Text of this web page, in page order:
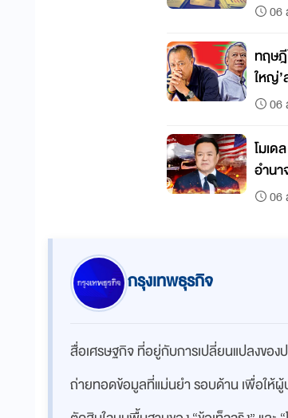
06
ทฤษฎี
ใหญ่’
06
โมเดล
อำนา
06
กรุงเทพธุรกิจ
สื่อเศรษฐกิจ ที่อยู่กับการเปลี่ยนแปลงของ
ถ่ายทอดข้อมูลที่แม่นยำ รอบด้าน เพื่อให้